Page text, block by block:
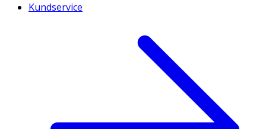
Kundservice